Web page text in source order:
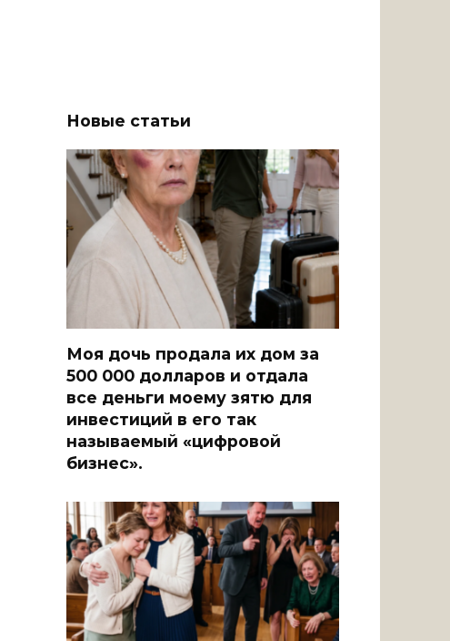
Новые статьи
Моя дочь продала их дом за
500 000 долларов и отдала
все деньги моему зятю для
инвестиций в его так
называемый «цифровой
бизнес».